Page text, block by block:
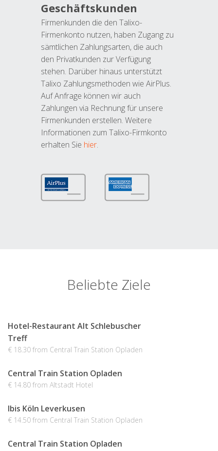
Geschäftskunden
Firmenkunden die den Talixo-
Firmenkonto nutzen, haben Zugang zu
sämtlichen Zahlungsarten, die auch
den Privatkunden zur Verfügung
stehen. Darüber hinaus unterstützt
Talixo Zahlungsmethoden wie AirPlus.
Auf Anfrage können wir auch
Zahlungen via Rechnung für unsere
Firmenkunden erstellen. Weitere
Informationen zum Talixo-Firmkonto
erhalten Sie hier.
Beliebte Ziele
Hotel-Restaurant Alt Schlebuscher
Treff
€ 18.30 from Central Train Station Opladen
Central Train Station Opladen
€ 14.80 from Altstadt Hotel
Ibis Köln Leverkusen
€ 14.50 from Central Train Station Opladen
Central Train Station Opladen